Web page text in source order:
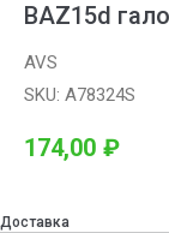
BAZ15d
AVS
SKU: A78324S
174,00 ₽
Доставка